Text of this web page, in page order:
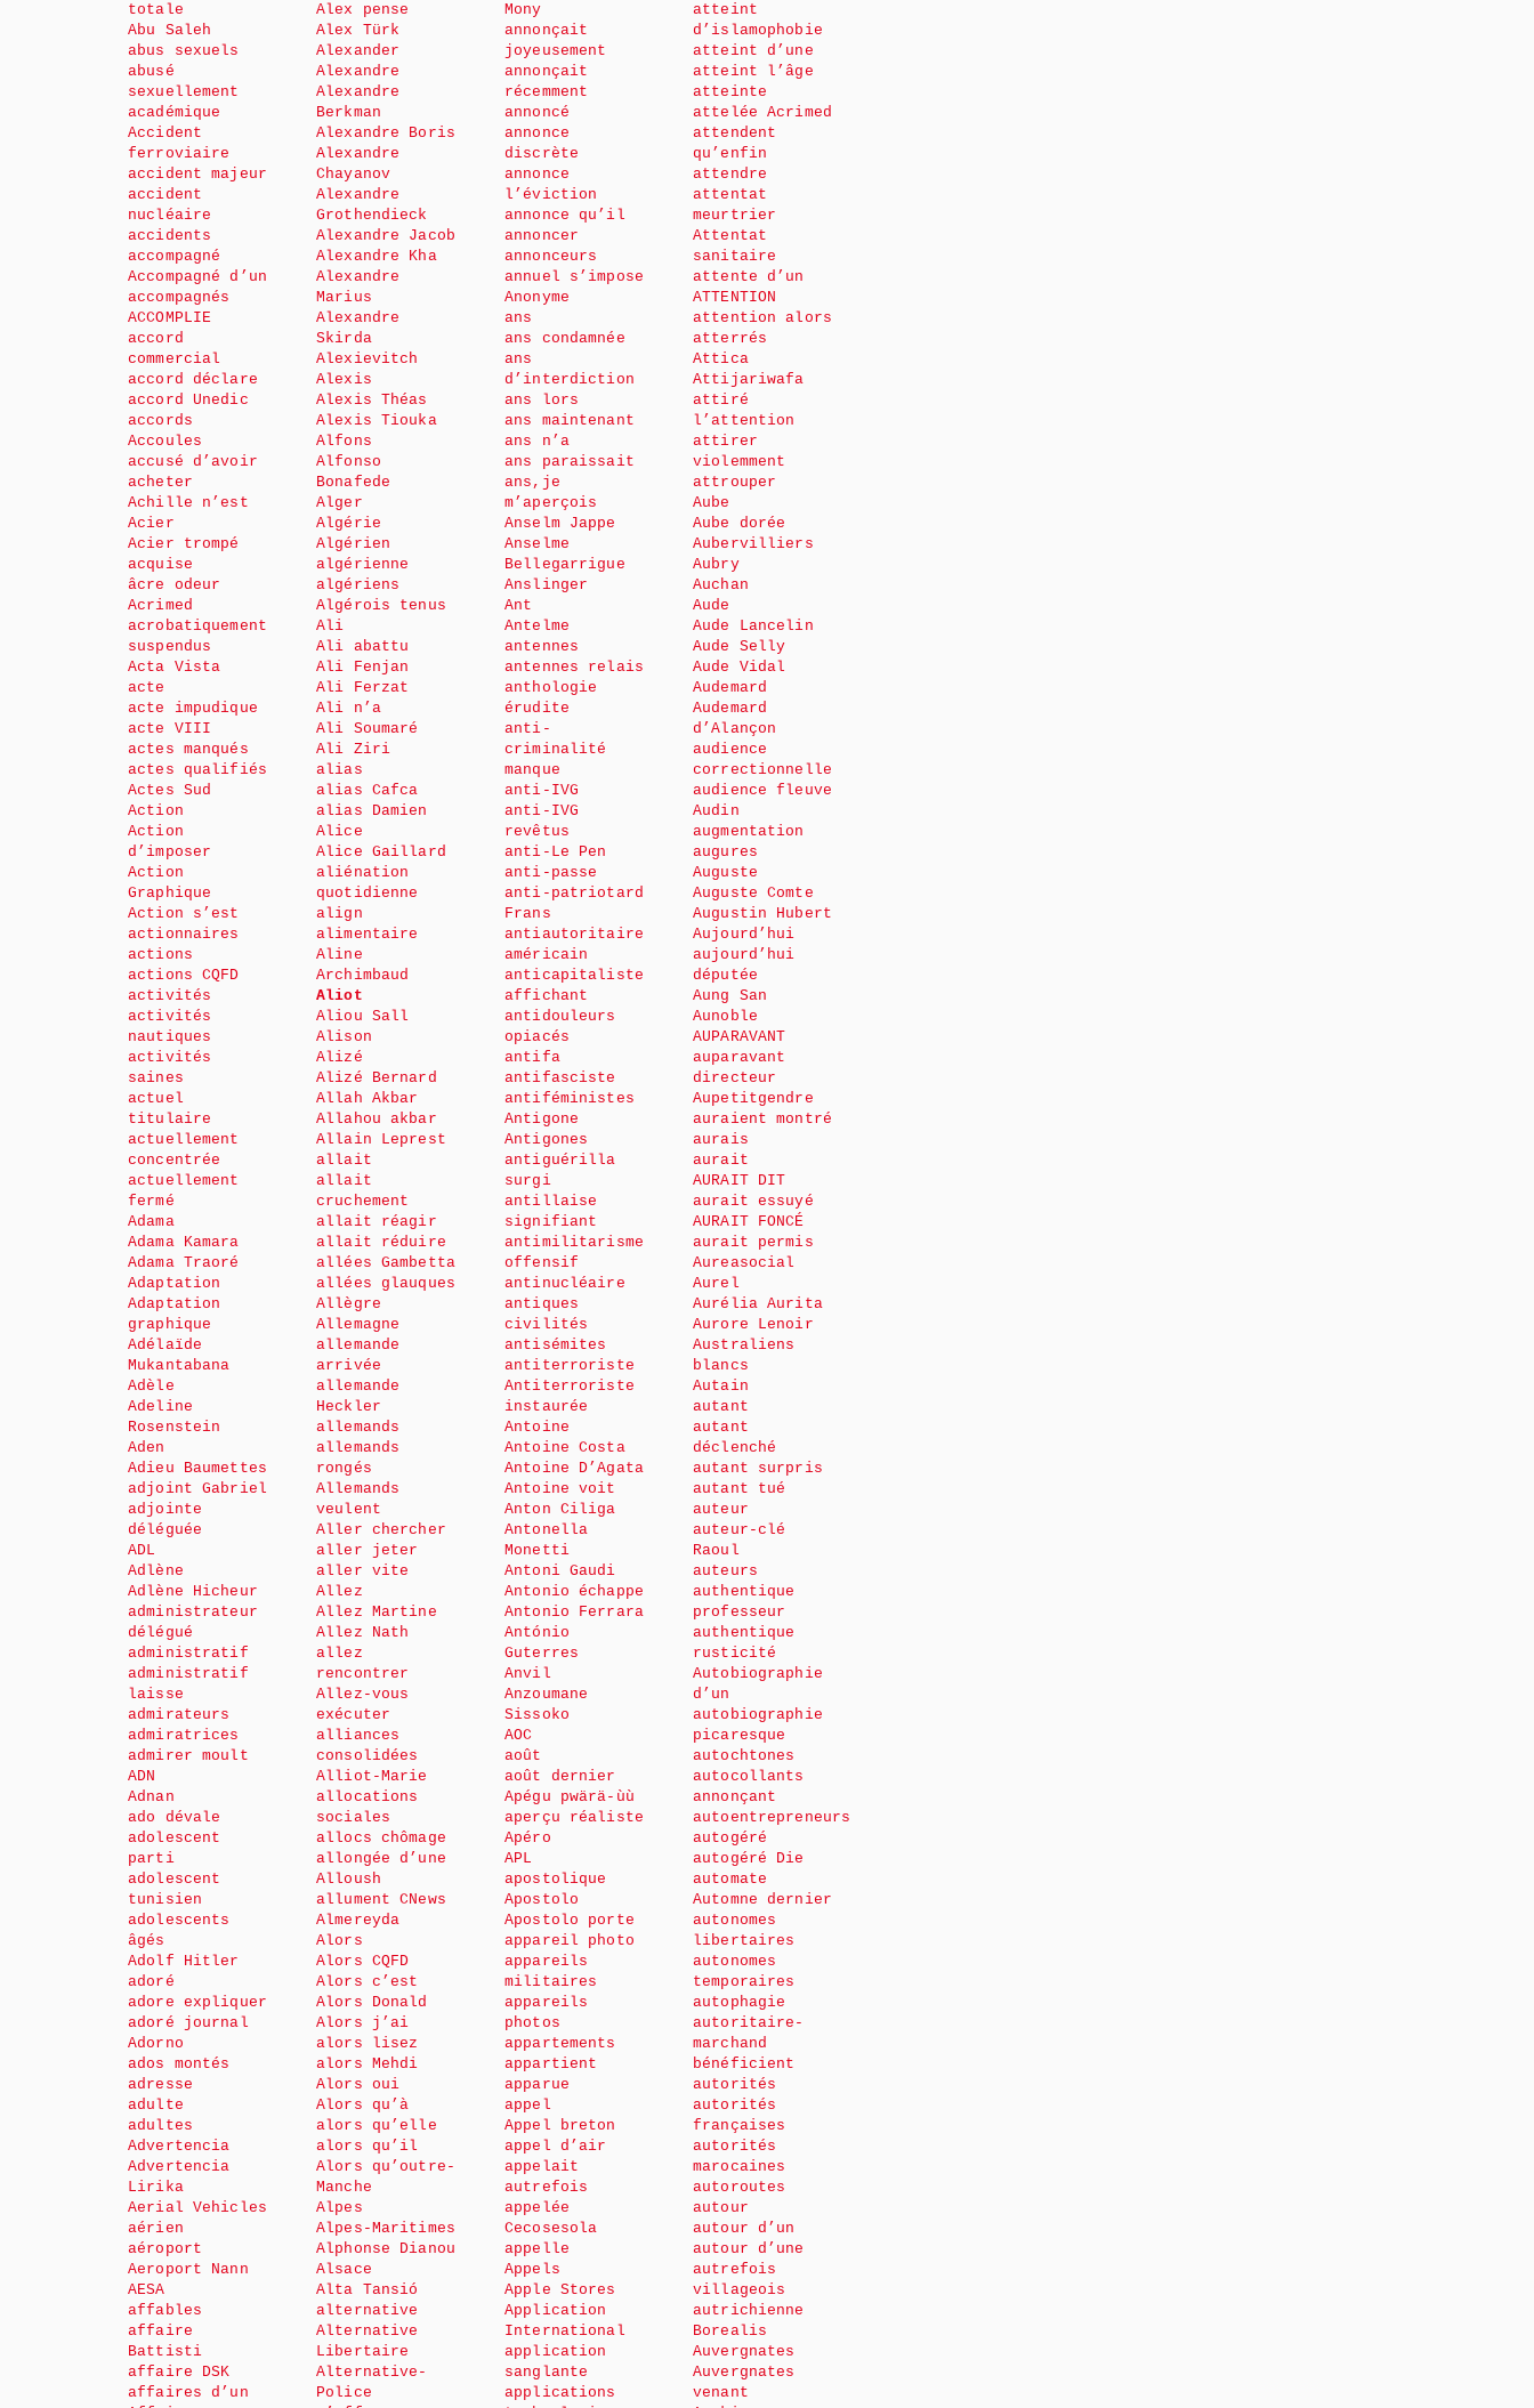
totale
Abu Saleh
abus sexuels
abusé
sexuellement
académique
Accident
ferroviaire
accident majeur
accident
nucléaire
accidents
accompagné
Accompagné d’un
accompagnés
ACCOMPLIE
accord
commercial
accord déclare
accord Unedic
accords
Accoules
accusé d’avoir
acheter
Achille n’est
Acier
Acier trompé
acquise
âcre odeur
Acrimed
acrobatiquement
suspendus
Acta Vista
acte
acte impudique
acte VIII
actes manqués
actes qualifiés
Actes Sud
Action
Action
d’imposer
Action
Graphique
Action s’est
actionnaires
actions
actions CQFD
activités
activités
nautiques
activités
saines
actuel
titulaire
actuellement
concentrée
actuellement
fermé
Adama
Adama Kamara
Adama Traoré
Adaptation
Adaptation
graphique
Adélaïde
Mukantabana
Adèle
Adeline
Rosenstein
Aden
Adieu Baumettes
adjoint Gabriel
adjointe
déléguée
ADL
Adlène
Adlène Hicheur
administrateur
délégué
administratif
administratif
laisse
admirateurs
admiratrices
admirer moult
ADN
Adnan
ado dévale
adolescent
parti
adolescent
tunisien
adolescents
âgés
Adolf Hitler
adoré
adore expliquer
adoré journal
Adorno
ados montés
adresse
adulte
adultes
Advertencia
Advertencia
Lirika
Aerial Vehicles
aérien
aéroport
Aeroport Nann
AESA
affables
affaire
Battisti
affaire DSK
affaires d’un
Alex pense
Alex Türk
Alexander
Alexandre
Alexandre
Berkman
Alexandre Boris
Alexandre
Chayanov
Alexandre
Grothendieck
Alexandre Jacob
Alexandre Kha
Alexandre
Marius
Alexandre
Skirda
Alexievitch
Alexis
Alexis Théas
Alexis Tiouka
Alfons
Alfonso
Bonafede
Alger
Algérie
Algérien
algérienne
algériens
Algérois tenus
Ali
Ali abattu
Ali Fenjan
Ali Ferzat
Ali n’a
Ali Soumaré
Ali Ziri
alias
alias Cafca
alias Damien
Alice
Alice Gaillard
aliénation
quotidienne
align
alimentaire
Aline
Archimbaud
Aliot
Aliou Sall
Alison
Alizé
Alizé Bernard
Allah Akbar
Allahou akbar
Allain Leprest
allait
allait
cruchement
allait réagir
allait réduire
allées Gambetta
allées glauques
Allègre
Allemagne
allemande
arrivée
allemande
Heckler
allemands
allemands
rongés
Allemands
veulent
Aller chercher
aller jeter
aller vite
Allez
Allez Martine
Allez Nath
allez
rencontrer
Allez-vous
exécuter
alliances
consolidées
Alliot-Marie
allocations
sociales
allocs chômage
allongée d’une
Alloush
allument CNews
Almereyda
Alors
Alors CQFD
Alors c’est
Alors Donald
Alors j’ai
alors lisez
alors Mehdi
Alors oui
Alors qu’à
alors qu’elle
alors qu’il
Alors qu’outre-
Manche
Alpes
Alpes-Maritimes
Alphonse Dianou
Alsace
Alta Tansió
alternative
Alternative
Libertaire
Alternative-
Police
Mony
annonçait
joyeusement
annonçait
récemment
annoncé
annonce
discrète
annonce
l’éviction
annonce qu’il
annoncer
annonceurs
annuel s’impose
Anonyme
ans
ans condamnée
ans
d’interdiction
ans lors
ans maintenant
ans n’a
ans paraissait
ans,je
m’aperçois
Anselm Jappe
Anselme
Bellegarrigue
Anslinger
Ant
Antelme
antennes
antennes relais
anthologie
érudite
anti-
criminalité
manque
anti-IVG
anti-IVG
revêtus
anti-Le Pen
anti-passe
anti-patriotard
Frans
antiautoritaire
américain
anticapitaliste
affichant
antidouleurs
opiacés
antifa
antifasciste
antiféministes
Antigone
Antigones
antiguérilla
surgi
antillaise
signifiant
antimilitarisme
offensif
antinucléaire
antiques
civilités
antisémites
antiterroriste
Antiterroriste
instaurée
Antoine
Antoine Costa
Antoine D’Agata
Antoine voit
Anton Ciliga
Antonella
Monetti
Antoni Gaudi
Antonio échappe
Antonio Ferrara
António
Guterres
Anvil
Anzoumane
Sissoko
AOC
août
août dernier
Apégu pwärä-ùù
aperçu réaliste
Apéro
APL
apostolique
Apostolo
Apostolo porte
appareil photo
appareils
militaires
appareils
photos
appartements
appartient
apparue
appel
Appel breton
appel d’air
appelait
autrefois
appelée
Cecosesola
appelle
Appels
Apple Stores
Application
International
application
sanglante
applications
atteint
d’islamophobie
atteint d’une
atteint l’âge
atteinte
attelée Acrimed
attendent
qu’enfin
attendre
attentat
meurtrier
Attentat
sanitaire
attente d’un
ATTENTION
attention alors
atterrés
Attica
Attijariwafa
attiré
l’attention
attirer
violemment
attrouper
Aube
Aube dorée
Aubervilliers
Aubry
Auchan
Aude
Aude Lancelin
Aude Selly
Aude Vidal
Audemard
Audemard
d’Alançon
audience
correctionnelle
audience fleuve
Audin
augmentation
augures
Auguste
Auguste Comte
Augustin Hubert
Aujourd’hui
aujourd’hui
députée
Aung San
Aunoble
AUPARAVANT
auparavant
directeur
Aupetitgendre
auraient montré
aurais
aurait
AURAIT DIT
aurait essuyé
AURAIT FONCÉ
aurait permis
Aureasocial
Aurel
Aurélia Aurita
Aurore Lenoir
Australiens
blancs
Autain
autant
autant
déclenché
autant surpris
autant tué
auteur
auteur-clé
Raoul
auteurs
authentique
professeur
authentique
rusticité
Autobiographie
d’un
autobiographie
picaresque
autochtones
autocollants
annonçant
autoentrepreneurs
autogéré
autogéré Die
automate
Automne dernier
autonomes
libertaires
autonomes
temporaires
autophagie
autoritaire-
marchand
bénéficient
autorités
autorités
françaises
autorités
marocaines
autoroutes
autour
autour d’un
autour d’une
autrefois
villageois
autrichienne
Borealis
Auvergnates
Auvergnates
venant